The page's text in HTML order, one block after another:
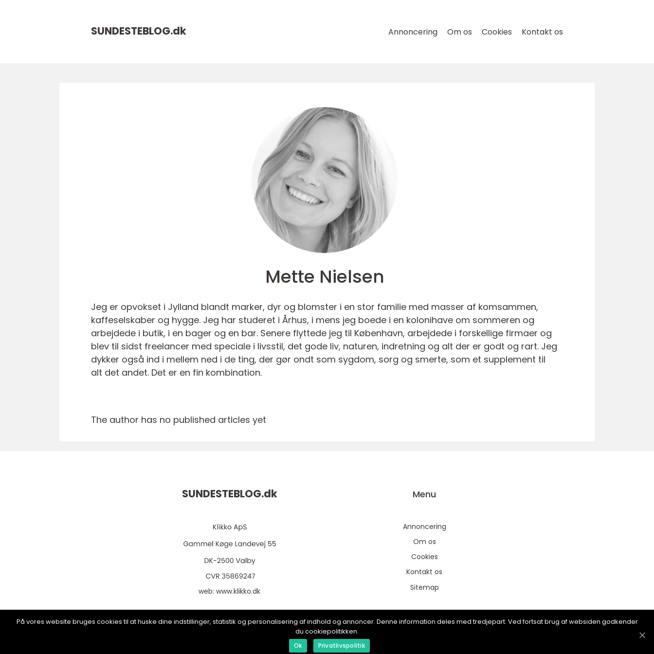
SUNDESTEBLOG.dk Annoncering Om os Cookies Kontakt os
Mette Nielsen
Jeg er opvokset i Jylland blandt marker, dyr og blomster i en stor familie med masser af komsammen,
kaffeselskaber og hygge. Jeg har studeret i Århus, i mens jeg boede i en kolonihave om sommeren og
arbejdede i butik, i en bager og en bar. Senere flyttede jeg til København, arbejdede i forskellige firmaer og
blev til sidst freelancer med speciale i livsstil, det gode liv, naturen, indretning og alt der er godt og rart. Jeg
dykker også ind i mellem ned i de ting, der gør ondt som sygdom, sorg og smerte, som et supplement til
alt det andet. Det er en fin kombination.
The author has no published articles yet
SUNDESTEBLOG.dk
web:www.klikko.dk
Menu
Annoncering
Om os
Cookies
Kontakt os
Sitemap
På vores website bruges cookies til at huske dine indstillinger, statistik og personalisering af indhold og annoncer. Denne information deles med tredjepart. Ved fortsat brug af websiden godkender
du cookiepolitikken.
Ok Privatlivspolitik